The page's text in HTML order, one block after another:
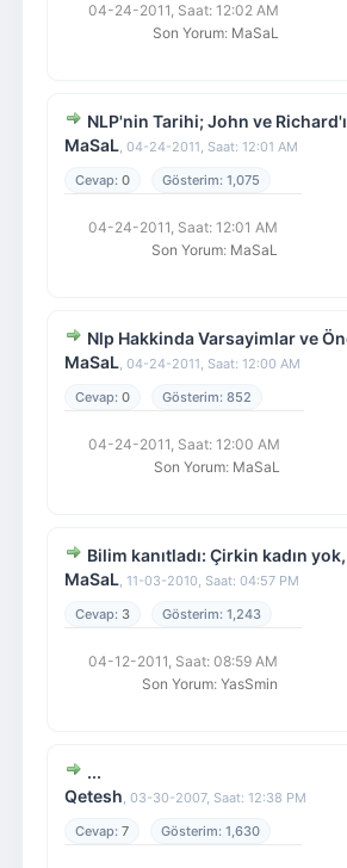
04-24-2011, Saat: 12:02 AM
Son Yorum: MaSaL
NLP'nin Tarihi; John ve
MaSaL, 04-24-2011, Saat: 12:01 AM
0
1,075
04-24-2011, Saat: 12:01 AM
Son Yorum: MaSaL
Nlp Hakkinda Varsayimlar ve
MaSaL, 04-24-2011, Saat: 12:00 AM
0
852
04-24-2011, Saat: 12:00 AM
Son Yorum: MaSaL
Bilim kanıtladı: Çirkin kadın
MaSaL, 11-03-2010, Saat: 04:57 PM
3
1,243
04-12-2011, Saat: 08:59 AM
Son Yorum: YasSmin
...
Qetesh, 03-30-2007, Saat: 12:38 PM
7
1,630